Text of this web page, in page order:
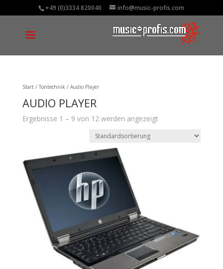
+49 (0)3334 820040 info@music-profis.com
Start/ Tontechnik/ Audio Player
AUDIO PLAYER
Ergebnisse 1 – 9 von 12 werden angezeigt